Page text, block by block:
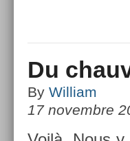
Du
By William
17 novembre